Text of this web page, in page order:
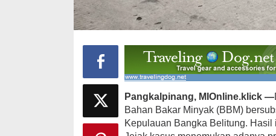
Pangkalpinang, MIOnline.klick —
Bahan Bakar Minyak (BBM)
Kepulauan Bangka Belitung.
Ini Dia Hubungan Partai Garuda
dengan Gerindra
Februari 19, 2018
Strategi PPP
Ganjar dan
Di Berita, Politik